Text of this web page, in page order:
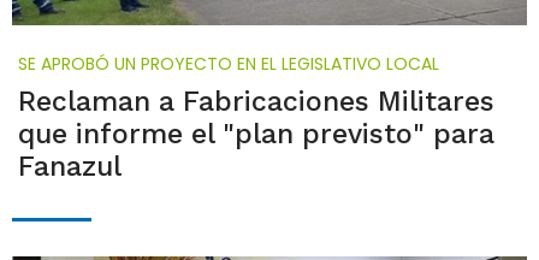
SE APROBÓ UN PROYECTO EN EL LEGISLATIVO LOCAL
Reclaman a Fabricaciones Militares
que informe el "plan previsto" para
Fanazul